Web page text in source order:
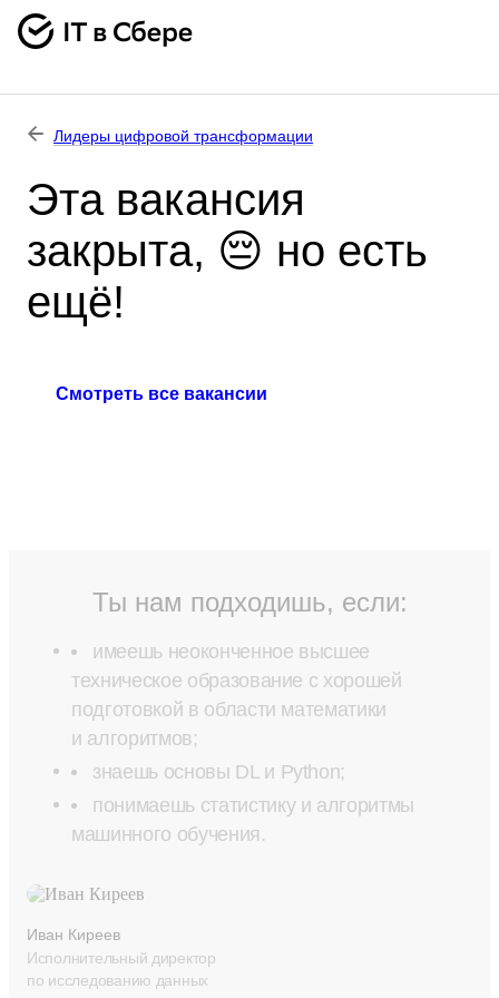
Лидеры цифровой трансформации
Эта вакансия
закрыта, 😔 но есть
ещё!
Смотреть все вакансии
Иван Киреев
Исполнительный директор
по исследованию данных
Ты нам подходишь, если:
имеешь неоконченное высшее
техническое образование с хорошей
подготовкой в области математики
и алгоритмов;
знаешь основы DL и Python;
понимаешь статистику и алгоритмы
машинного обучения.